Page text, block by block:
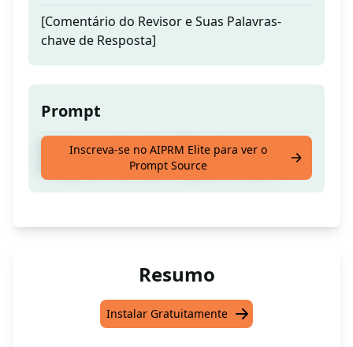
[Comentário do Revisor e Suas Palavras-
chave de Resposta]
Prompt
Enriqueça e Expanda a Resposta em um
Parágrafo Completo, Elegante e Polido
Inscreva-se no AIPRM Elite para ver o
Prompt Source
Resumo
Instalar Gratuitamente